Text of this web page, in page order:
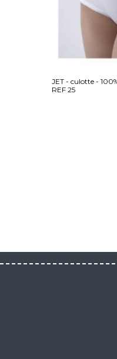
JET - culotte -
REF 25